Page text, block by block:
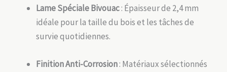
Lame Spéciale Bivouac: Épaisseur de 2,4 mm
idéale pour la taille du bois et les tâches de
survie quotidiennes.
Finition Anti-Corrosion: Matériaux sélectionnés